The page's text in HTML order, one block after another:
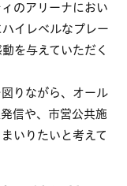
のアリーナにおい
イレベルなプレー
を与えていただく
りながら、オール
信や、市営公共施
いりたいと考えて